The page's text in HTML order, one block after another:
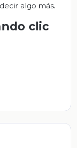
algo más.
clic